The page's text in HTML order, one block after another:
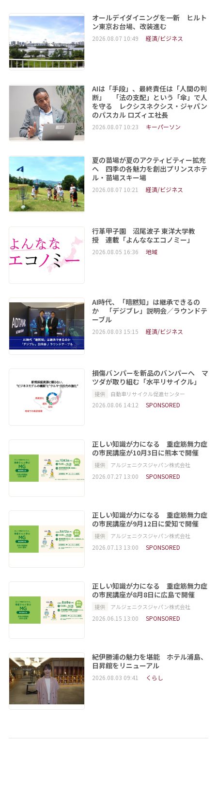
オールデイダイニングを一新 ヒルト
ン東京お台場、改装進む
2026.08.07 10:49 経済/ビジネス
AIは「手段」、最終責任は「人間の判
断」 「法の支配」という「傘」で人
を守る レクシスネクシス・ジャパン
のパスカル ロズィエ社長
2026.08.07 10:23 キーパーソン
夏の苗場が夏のアクティビティー拡充
へ 四季の各魅力を創出プリンスホテ
ル・苗場スキー場
2026.08.07 10:21 経済/ビジネス
行革甲子園 沼尾波子 東洋大学教
授 連載「よんななエコノミー」
2026.08.05 16:36 地域
AI時代、「暗黙知」は継承できるの
か 「デジブレ」説明会／ラウンドテ
ーブル
2026.08.03 15:15 経済/ビジネス
損傷バンパーを新品のバンパーへ マ
ツダが取り組む「水平リサイクル」
提供 自動車リサイクル促進センター
2026.08.06 14:12 SPONSORED
正しい知識が力になる 重症筋無力症
の市民講座が10月3日に熊本で開催
提供 アルジェニクスジャパン株式会社
2026.07.27 13:00 SPONSORED
正しい知識が力になる 重症筋無力症
の市民講座が9月12日に愛知で開催
提供 アルジェニクスジャパン株式会社
2026.07.13 13:00 SPONSORED
正しい知識が力になる 重症筋無力症
の市民講座が8月8日に広島で開催
提供 アルジェニクスジャパン株式会社
2026.06.15 13:00 SPONSORED
紀伊勝浦の魅力を堪能 ホテル浦島、
日昇館をリニューアル
2026.08.03 09:41 くらし